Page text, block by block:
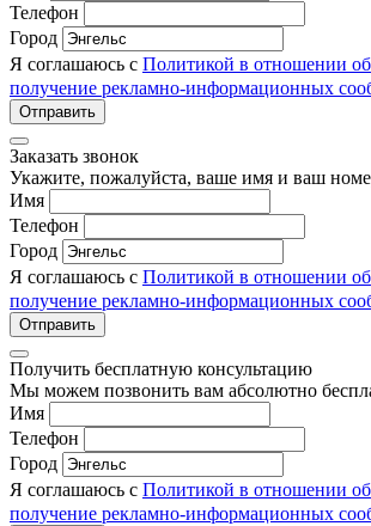
Телефон
Город
Я соглашаюсь с Политикой в отношении
получение рекламно-информационных
Отправить
Заказать звонок
Укажите, пожалуйста, ваше имя и ваш
Имя
Телефон
Город
Я соглашаюсь с Политикой в отношении
получение рекламно-информационных
Отправить
Получить бесплатную консультацию
Мы можем позвонить вам абсолютно
Имя
Телефон
Город
Я соглашаюсь с Политикой в отношении
получение рекламно-информационных